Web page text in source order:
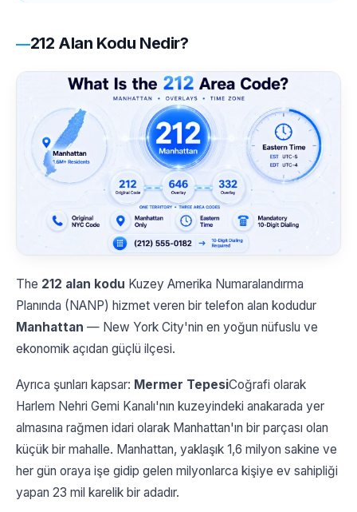
212 Alan Kodu Nedir?
The 212 alan kodu Kuzey Amerika Numaralandırma
Planında (NANP) hizmet veren bir telefon alan kodudur
Manhattan — New York City'nin en yoğun nüfuslu ve
ekonomik açıdan güçlü ilçesi.
Ayrıca şunları kapsar: Mermer TepesiCoğrafi olarak
Harlem Nehri Gemi Kanalı'nın kuzeyindeki anakarada yer
almasına rağmen idari olarak Manhattan'ın bir parçası olan
küçük bir mahalle. Manhattan, yaklaşık 1,6 milyon sakine ve
her gün oraya işe gidip gelen milyonlarca kişiye ev sahipliği
yapan 23 mil karelik bir adadır.